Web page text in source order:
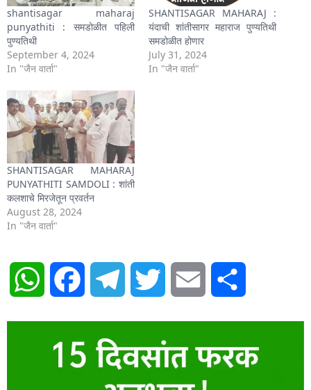
shantisagar maharaj
punyathiti : समडोळीत पहिली
पुण्यतिथी
September 4, 2024
In "जैन वार्ता"
SHANTISAGAR MAHARAJ :
यंदाची शांतीसागर महाराज पुण्यतिथी
समडोळीत होणार
July 31, 2024
In "जैन वार्ता"
SHANTISAGAR MAHARAJ
PUNYATHITI SAMDOLI : शांती
कलशाचे मिरजेतून प्रवर्तन
August 28, 2024
In "जैन वार्ता"
WhatsAppFacebook Telegram Twitter Email